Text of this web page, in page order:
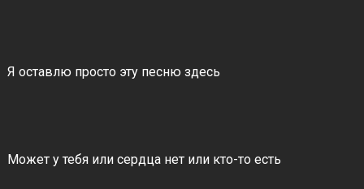
Я оставлю просто эту песню здесь
Может у тебя или сердца нет или кто-то есть